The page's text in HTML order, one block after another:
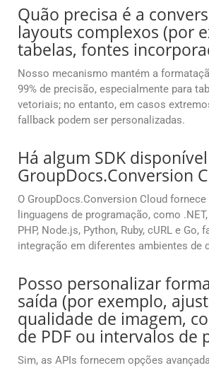
Quão precisa é a
layouts complexos (por
tabelas, fontes
Nosso mecanismo mantém a
99% de precisão, especialmente para
vetoriais; no entanto, em casos
fallback podem ser personalizadas.
Há algum SDK
GroupDocs.Conversion
O GroupDocs.Conversion Cloud fornece
linguagens de programação, como
PHP, Node.js, Python, Ruby, cURL e Go,
integração em diferentes ambientes de
Posso personalizar
saída (por exemplo,
qualidade de imagem,
de PDF ou intervalos de
Sim, as APIs fornecem opções